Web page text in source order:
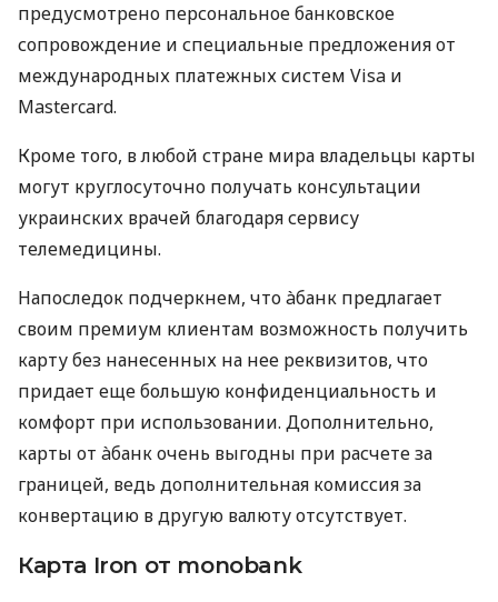
предусмотрено персональное банковское
сопровождение и специальные предложения от
международных платежных систем Visa и
Mastercard.
Кроме того, в любой стране мира владельцы карты
могут круглосуточно получать консультации
украинских врачей благодаря сервису
телемедицины.
Напоследок подчеркнем, что àбанк предлагает
своим премиум клиентам возможность получить
карту без нанесенных на нее реквизитов, что
придает еще большую конфиденциальность и
комфорт при использовании. Дополнительно,
карты от àбанк очень выгодны при расчете за
границей, ведь дополнительная комиссия за
конвертацию в другую валюту отсутствует.
Карта Iron от monobank